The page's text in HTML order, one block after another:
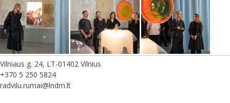
Vilniaus g. 24, LT-01402 Vilnius
+370 5 250 5824
radvilu.rumai@lndm.lt